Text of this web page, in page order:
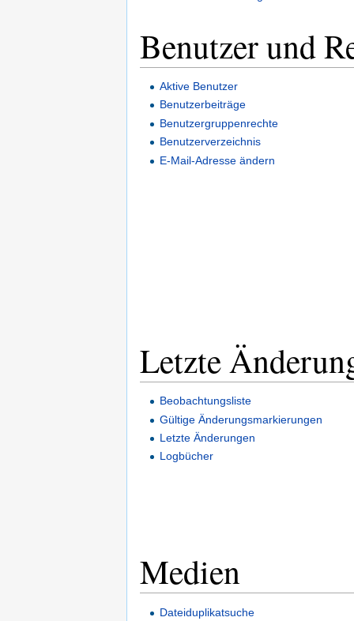
Benutzer und
Aktive Benutzer
Benutzerbeiträge
Benutzergruppenrechte
Benutzerverzeichnis
E-Mail-Adresse ändern
Letzte
Beobachtungsliste
Gültige Änderungsmarkierungen
Letzte Änderungen
Logbücher
Medien
Dateiduplikatsuche